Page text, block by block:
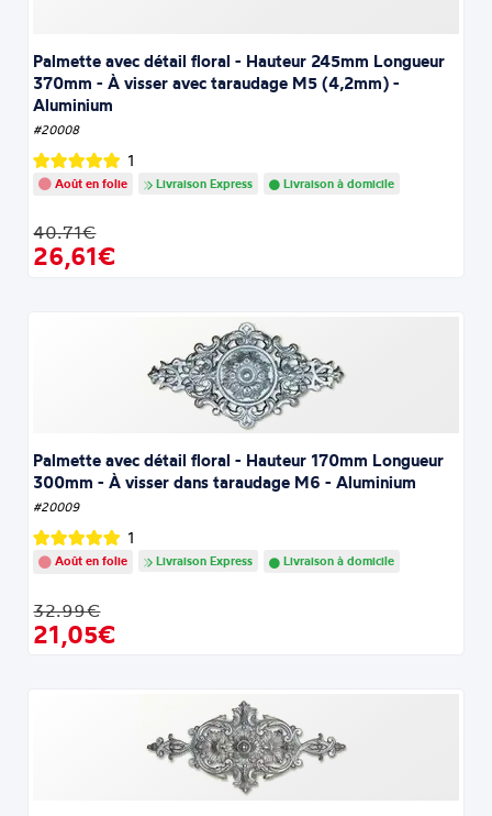
Palmette avec détail floral - Hauteur 245mm Longueur
370mm - À visser avec taraudage M5 (4,2mm) -
Aluminium
#20008
1
Août en folie Livraison Express Livraison à domicile
40.71€
26,61€
Palmette avec détail floral - Hauteur 170mm Longueur
300mm - À visser dans taraudage M6 - Aluminium
#20009
1
Août en folie Livraison Express Livraison à domicile
32.99€
21,05€